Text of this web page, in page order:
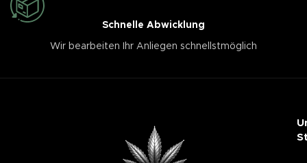
Schnelle Abwicklung
Wir bearbeiten Ihr Anliegen schnellstmöglich